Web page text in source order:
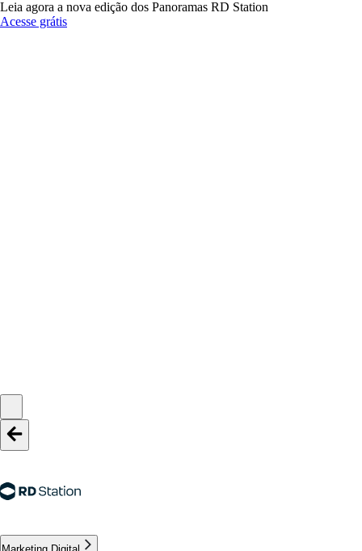
Leia agora a nova edição dos Panoramas RD Station
Acesse grátis